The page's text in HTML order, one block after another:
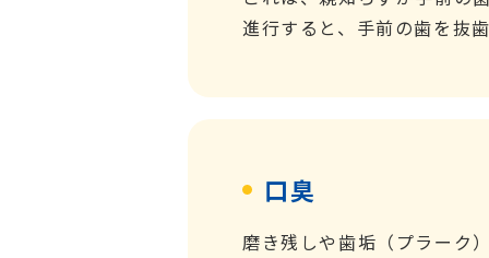
進行すると、手前の歯を抜
口臭
磨き残しや歯垢（プラーク